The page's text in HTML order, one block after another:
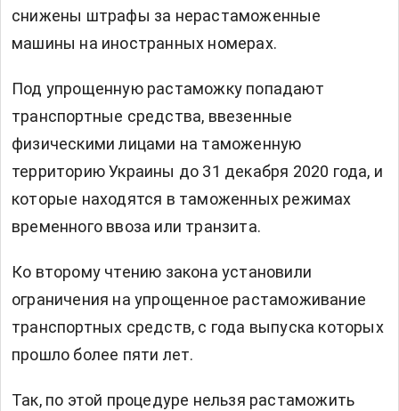
снижены штрафы за нерастаможенные
машины на иностранных номерах.
Под упрощенную растаможку попадают
транспортные средства, ввезенные
физическими лицами на таможенную
территорию Украины до 31 декабря 2020 года, и
которые находятся в таможенных режимах
временного ввоза или транзита.
Ко второму чтению закона установили
ограничения на упрощенное растаможивание
транспортных средств, с года выпуска которых
прошло более пяти лет.
Так, по этой процедуре нельзя растаможить